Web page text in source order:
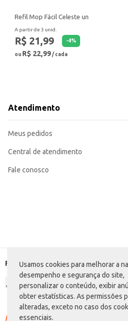
Usamos cookies para melhorar a
desempenho e segurança do site,
personalizar o conteúdo, exibir
obter estatísticas. As permissões
alteradas, exceto no caso dos
essenciais.
Refil Mop Fácil Celeste un
A partir de 3 unid.
R$ 21,99 -4%
ou R$ 22,99 / cada
Atendimento
Meus pedidos
Central de atendimento
Fale conosco
Formas de pagamento
Racismo é crime. Denuncie. Disque